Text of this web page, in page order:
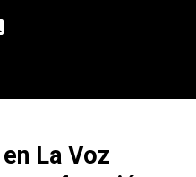
La Voz